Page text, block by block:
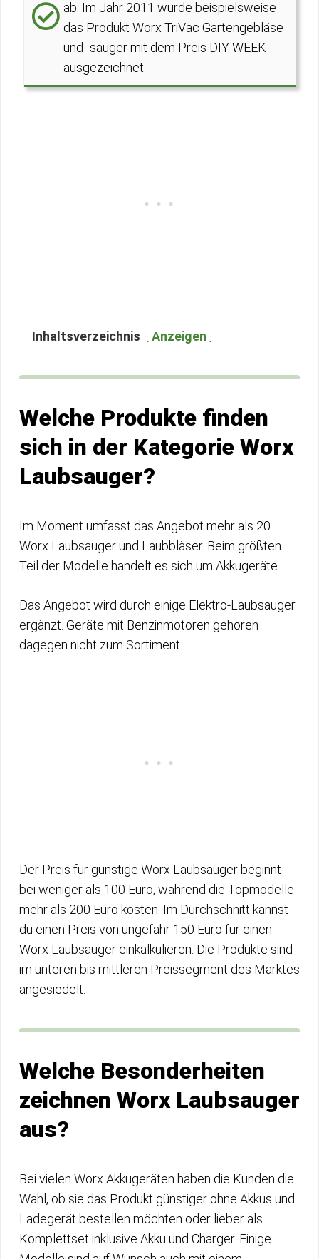
ab. Im Jahr 2011 wurde beispielsweise
das Produkt Worx TriVac Gartengebläse
und -sauger mit dem Preis DIY WEEK
ausgezeichnet.
Inhaltsverzeichnis Anzeigen
Welche Produkte finden
sich in der Kategorie Worx
Laubsauger?
Im Moment umfasst das Angebot mehr als 20
Worx Laubsauger und Laubbläser. Beim größten
Teil der Modelle handelt es sich um Akkugeräte.
Das Angebot wird durch einige Elektro-Laubsauger
ergänzt. Geräte mit Benzinmotoren gehören
dagegen nicht zum Sortiment.
Der Preis für günstige Worx Laubsauger beginnt
bei weniger als 100 Euro, während die Topmodelle
mehr als 200 Euro kosten. Im Durchschnitt kannst
du einen Preis von ungefähr 150 Euro für einen
Worx Laubsauger einkalkulieren. Die Produkte sind
im unteren bis mittleren Preissegment des Marktes
angesiedelt.
Welche Besonderheiten
zeichnen Worx Laubsauger
aus?
Bei vielen Worx Akkugeräten haben die Kunden die
Wahl, ob sie das Produkt günstiger ohne Akkus und
Ladegerät bestellen möchten oder lieber als
Komplettset inklusive Akku und Charger. Einige